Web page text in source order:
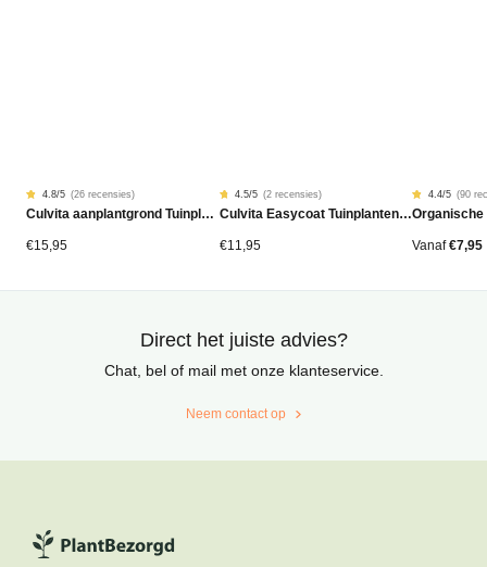
Gewaardeerd
4.77
gebaseerd
op
26
4.8/5 (26 recensies)
Culvita aanplantgrond Tuinplanten, Bomen & Hagen BIO 40L
€15,95
Gewaardeerd
4.50
gebaseerd
op
2
4.5/5 (2 recensies)
Culvita Easycoat Tuinplantenmest (langdurige werking)
€11,95
Gewaardeerd
4.42
gebaseerd
op
90
4.4/5 (90
Vanaf €7,95
Direct het juiste advies?
Chat, bel of mail met onze klanteservice.
Neem contact op